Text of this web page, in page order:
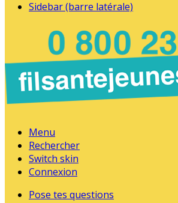
Sidebar (barre latérale)
Menu
Rechercher
Switch skin
Connexion
Pose tes questions